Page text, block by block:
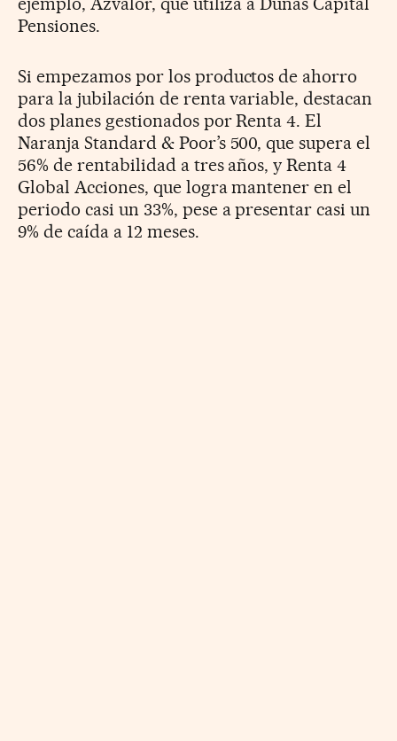
Pensiones.
Si empezamos por los productos de ahorro
para la jubilación de renta variable, destacan
dos planes gestionados por Renta 4. El
Naranja Standard & Poor’s 500, que supera el
56% de rentabilidad a tres años, y Renta 4
Global Acciones, que logra mantener en el
periodo casi un 33%, pese a presentar casi un
9% de caída a 12 meses.